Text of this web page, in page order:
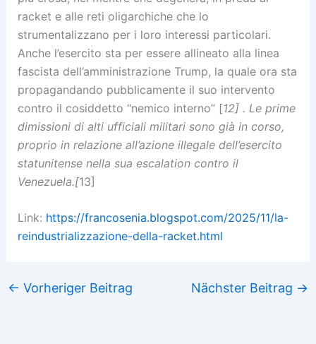
racket e alle reti oligarchiche che lo
strumentalizzano per i loro interessi particolari.
Anche l’esercito sta per essere allineato alla linea
fascista dell’amministrazione Trump, la quale ora sta
propagandando pubblicamente il suo intervento
contro il cosiddetto “nemico interno” [12] . Le prime
dimissioni di alti ufficiali militari sono già in corso,
proprio in relazione all’azione illegale dell’esercito
statunitense nella sua escalation contro il
Venezuela.[13]
Link: https://francosenia.blogspot.com/2025/11/la-
reindustrializzazione-della-racket.html
← Vorheriger Beitrag Nächster Beitrag →